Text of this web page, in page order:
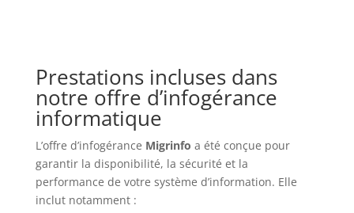
Prestations incluses dans
notre offre d’infogérance
informatique
L’offre d’infogérance Migrinfo a été conçue pour
garantir la disponibilité, la sécurité et la
performance de votre système d’information. Elle
inclut notamment :